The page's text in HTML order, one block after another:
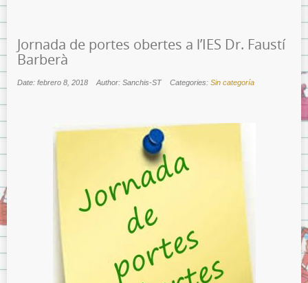
Jornada de portes obertes a l’IES Dr. Faustí
Barberà
Date: febrero 8, 2018 Author: Sanchis-ST Categories: Sin categoría